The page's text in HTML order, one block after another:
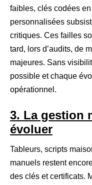
faibles, clés codées
personnalisées
critiques. Ces failles
tard, lors d’audits, de
majeures. Sans
possible et chaque
opérationnel.
3. La gestion
évoluer
Tableurs, scripts
manuels restent
des clés et certificats.